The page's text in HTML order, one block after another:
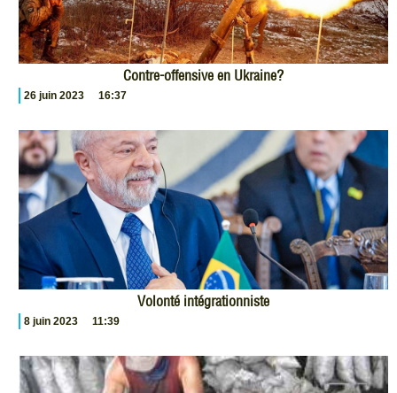
Contre-offensive en Ukraine?
26 juin 2023 16:37
Volonté intégrationniste
8 juin 2023 11:39